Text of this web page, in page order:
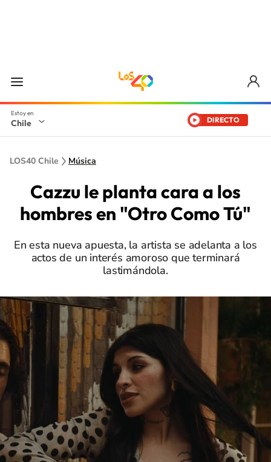
Chile DIRECTO
LOS40 Chile Música
Cazzu le planta cara a los
hombres en "Otro Como Tú"
En esta nueva apuesta, la artista se adelanta a los
actos de un interés amoroso que terminará
lastimándola.